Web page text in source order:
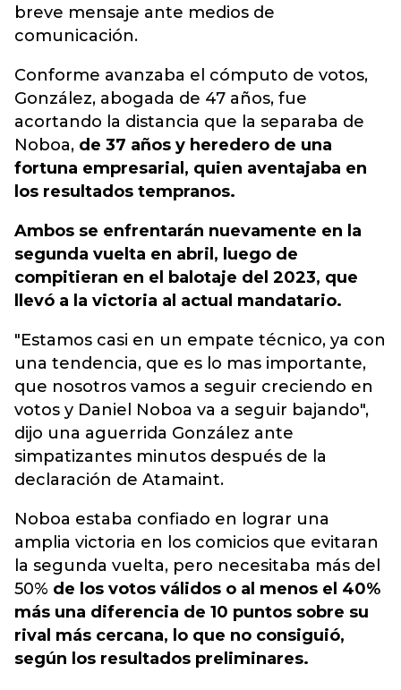
breve mensaje ante medios de
comunicación.
Conforme avanzaba el cómputo de votos,
González, abogada de 47 años, fue
acortando la distancia que la separaba de
Noboa, de 37 años y heredero de una
fortuna empresarial, quien aventajaba en
los resultados tempranos.
Ambos se enfrentarán nuevamente en la
segunda vuelta en abril, luego de
compitieran en el balotaje del 2023, que
llevó a la victoria al actual mandatario.
"Estamos casi en un empate técnico, ya con
una tendencia, que es lo mas importante,
que nosotros vamos a seguir creciendo en
votos y Daniel Noboa va a seguir bajando",
dijo una aguerrida González ante
simpatizantes minutos después de la
declaración de Atamaint.
Noboa estaba confiado en lograr una
amplia victoria en los comicios que evitaran
la segunda vuelta, pero necesitaba más del
50% de los votos válidos o al menos el 40%
más una diferencia de 10 puntos sobre su
rival más cercana, lo que no consiguió,
según los resultados preliminares.